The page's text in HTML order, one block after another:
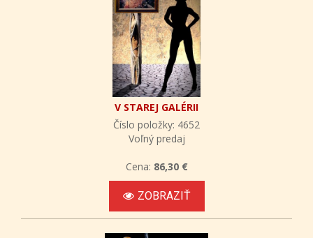
V STAREJ GALÉRII
Číslo položky: 4652
Voľný predaj
Cena: 86,30 €
ZOBRAZIŤ